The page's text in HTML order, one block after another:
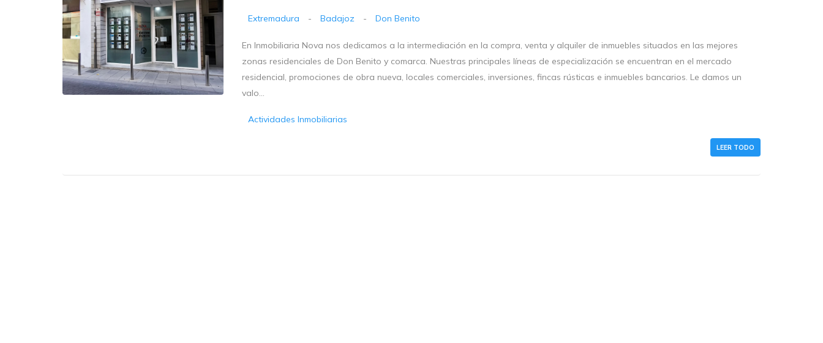
Extremadura - Badajoz - Don Benito
En Inmobiliaria Nova nos dedicamos a la intermediación en la compra, venta y alquiler de inmuebles situados en las mejores
zonas residenciales de Don Benito y comarca. Nuestras principales líneas de especialización se encuentran en el mercado
residencial, promociones de obra nueva, locales comerciales, inversiones, fincas rústicas e inmuebles bancarios. Le damos un
valo...
Actividades Inmobiliarias
LEER TODO